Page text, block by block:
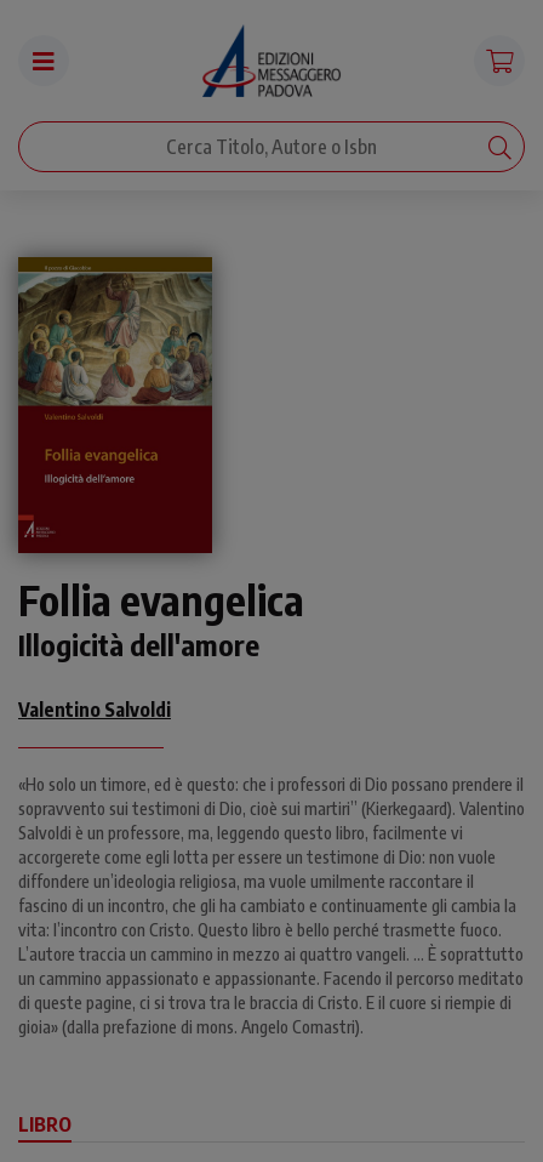
Follia evangelica
Illogicità dell'amore
Valentino Salvoldi
«Ho solo un timore, ed è questo: che i professori di Dio possano prendere il
sopravvento sui testimoni di Dio, cioè sui martiri” (Kierkegaard). Valentino
Salvoldi è un professore, ma, leggendo questo libro, facilmente vi
accorgerete come egli lotta per essere un testimone di Dio: non vuole
diffondere un’ideologia religiosa, ma vuole umilmente raccontare il
fascino di un incontro, che gli ha cambiato e continuamente gli cambia la
vita: l’incontro con Cristo. Questo libro è bello perché trasmette fuoco.
L’autore traccia un cammino in mezzo ai quattro vangeli. … È soprattutto
un cammino appassionato e appassionante. Facendo il percorso meditato
di queste pagine, ci si trova tra le braccia di Cristo. E il cuore si riempie di
gioia» (dalla prefazione di mons. Angelo Comastri).
LIBRO